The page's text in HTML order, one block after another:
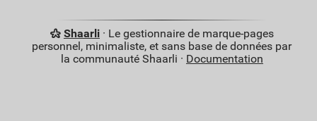
Shaarli· Le gestionnaire de marque-pages
personnel, minimaliste, et sans base de données par
la communauté Shaarli · Documentation